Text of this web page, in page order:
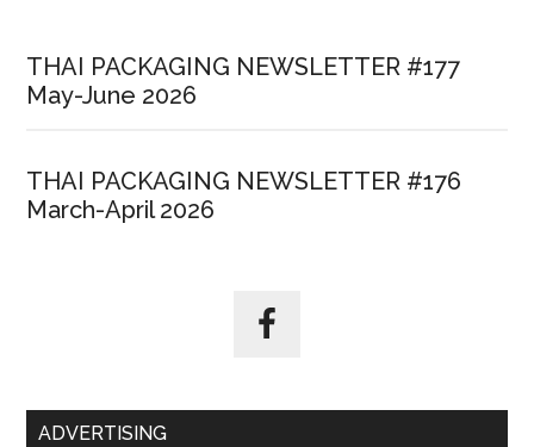
THAI PACKAGING NEWSLETTER #177
May-June 2026
THAI PACKAGING NEWSLETTER #176
March-April 2026
ADVERTISING